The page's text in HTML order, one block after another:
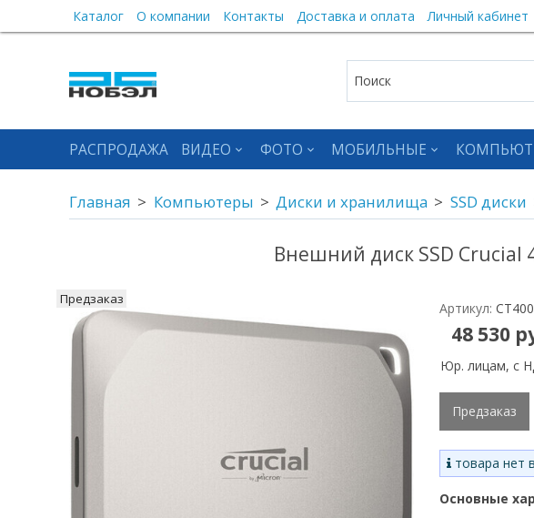
Каталог О компании Контакты Доставка и оплата Личный кабинет
РАСПРОДАЖА ВИДЕО ФОТО МОБИЛЬНЫЕ
Главная Компьютеры Диски и хранилища SSD диски
Внешний диск SSD Crucial
Предзаказ
Артикул:
48 530
Юр. лицам, с
Предзаказ
товара нет
Основные